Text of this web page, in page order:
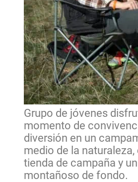
Grupo de jóvenes
momento de
diversión en un
medio de la naturaleza,
tienda de campaña y
montañoso de fondo.